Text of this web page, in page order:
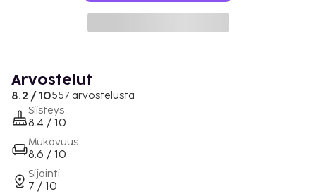
Arvostelut
8.2 / 10557 arvostelusta
Siisteys
8.4 / 10
Mukavuus
8.6 / 10
Sijainti
7 / 10